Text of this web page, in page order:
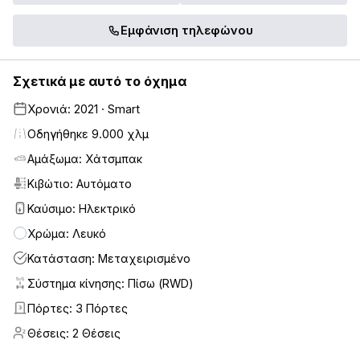
Εμφάνιση τηλεφώνου
Σχετικά με αυτό το όχημα
Χρονιά: 2021 · Smart
Οδηγήθηκε 9.000 χλμ
Αμάξωμα: Χάτσμπακ
Κιβώτιο: Αυτόματο
Καύσιμο: Ηλεκτρικό
Χρώμα: Λευκό
Κατάσταση: Μεταχειρισμένο
Σύστημα κίνησης: Πίσω (RWD)
3 Πόρτες: 3 Πόρτες
2 Θέσεις: 2 Θέσεις